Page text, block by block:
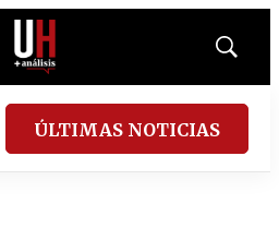
Mostrar
ÚLTIMAS NOTICIAS